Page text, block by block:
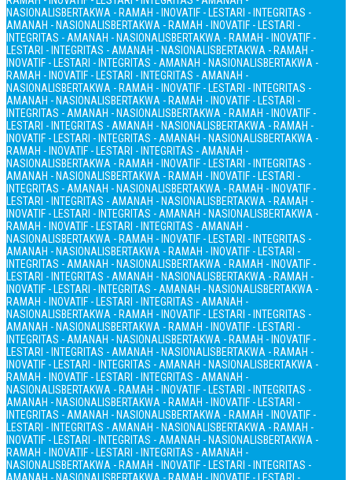
NASIONALISBERTAKWA - RAMAH - INOVATIF - LESTARI - INTEGRITAS -
AMANAH - NASIONALISBERTAKWA - RAMAH - INOVATIF - LESTARI -
INTEGRITAS - AMANAH - NASIONALISBERTAKWA - RAMAH - INOVATIF -
LESTARI - INTEGRITAS - AMANAH - NASIONALISBERTAKWA - RAMAH -
INOVATIF - LESTARI - INTEGRITAS - AMANAH - NASIONALISBERTAKWA -
RAMAH - INOVATIF - LESTARI - INTEGRITAS - AMANAH -
NASIONALISBERTAKWA - RAMAH - INOVATIF - LESTARI - INTEGRITAS -
AMANAH - NASIONALISBERTAKWA - RAMAH - INOVATIF - LESTARI -
INTEGRITAS - AMANAH - NASIONALISBERTAKWA - RAMAH - INOVATIF -
LESTARI - INTEGRITAS - AMANAH - NASIONALISBERTAKWA - RAMAH -
INOVATIF - LESTARI - INTEGRITAS - AMANAH - NASIONALISBERTAKWA -
RAMAH - INOVATIF - LESTARI - INTEGRITAS - AMANAH -
NASIONALISBERTAKWA - RAMAH - INOVATIF - LESTARI - INTEGRITAS -
AMANAH - NASIONALISBERTAKWA - RAMAH - INOVATIF - LESTARI -
INTEGRITAS - AMANAH - NASIONALISBERTAKWA - RAMAH - INOVATIF -
LESTARI - INTEGRITAS - AMANAH - NASIONALISBERTAKWA - RAMAH -
INOVATIF - LESTARI - INTEGRITAS - AMANAH - NASIONALISBERTAKWA -
RAMAH - INOVATIF - LESTARI - INTEGRITAS - AMANAH -
NASIONALISBERTAKWA - RAMAH - INOVATIF - LESTARI - INTEGRITAS -
AMANAH - NASIONALISBERTAKWA - RAMAH - INOVATIF - LESTARI -
INTEGRITAS - AMANAH - NASIONALISBERTAKWA - RAMAH - INOVATIF -
LESTARI - INTEGRITAS - AMANAH - NASIONALISBERTAKWA - RAMAH -
INOVATIF - LESTARI - INTEGRITAS - AMANAH - NASIONALISBERTAKWA -
RAMAH - INOVATIF - LESTARI - INTEGRITAS - AMANAH -
NASIONALISBERTAKWA - RAMAH - INOVATIF - LESTARI - INTEGRITAS -
AMANAH - NASIONALISBERTAKWA - RAMAH - INOVATIF - LESTARI -
INTEGRITAS - AMANAH - NASIONALISBERTAKWA - RAMAH - INOVATIF -
LESTARI - INTEGRITAS - AMANAH - NASIONALISBERTAKWA - RAMAH -
INOVATIF - LESTARI - INTEGRITAS - AMANAH - NASIONALISBERTAKWA -
RAMAH - INOVATIF - LESTARI - INTEGRITAS - AMANAH -
NASIONALISBERTAKWA - RAMAH - INOVATIF - LESTARI - INTEGRITAS -
AMANAH - NASIONALISBERTAKWA - RAMAH - INOVATIF - LESTARI -
INTEGRITAS - AMANAH - NASIONALISBERTAKWA - RAMAH - INOVATIF -
LESTARI - INTEGRITAS - AMANAH - NASIONALISBERTAKWA - RAMAH -
INOVATIF - LESTARI - INTEGRITAS - AMANAH - NASIONALISBERTAKWA -
RAMAH - INOVATIF - LESTARI - INTEGRITAS - AMANAH -
NASIONALISBERTAKWA - RAMAH - INOVATIF - LESTARI - INTEGRITAS -